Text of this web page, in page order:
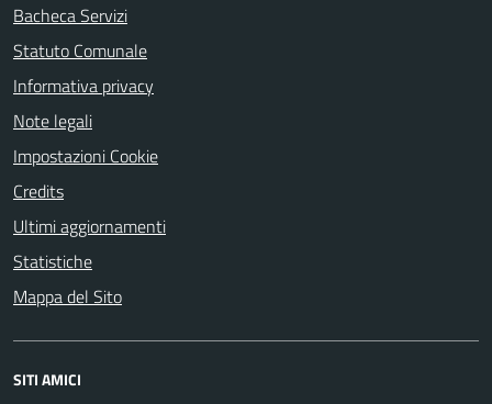
Bacheca Servizi
Statuto Comunale
Informativa privacy
Note legali
Impostazioni Cookie
Credits
Ultimi aggiornamenti
Statistiche
Mappa del Sito
SITI AMICI